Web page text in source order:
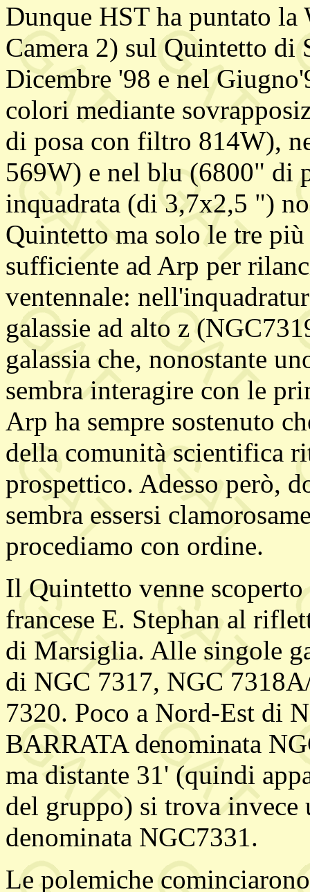
Dunque HST ha puntato
Camera 2) sul Quintetto di
Dicembre '98 e nel
colori mediante
di posa con filtro 814W),
569W) e nel blu (6800" di
inquadrata (di 3,7x2,5 ")
Quintetto ma solo le tre
sufficiente ad Arp per
ventennale:
galassie ad alto z
galassia che, nonostante
sembra interagire con le
Arp ha sempre sostenuto
della comunità scientifica
prospettico. Adesso però,
sembra essersi
procediamo con ordine.
Il Quintetto venne
francese E. Stephan al
di Marsiglia. Alle singole
di NGC 7317, NGC
7320. Poco a Nord-Est di
BARRATA denominata
ma distante 31' (quindi
del gruppo) si trova invece
denominata NGC7331.
Le polemiche